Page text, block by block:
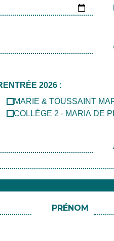
2026 :
MARIE & TOUSSAINT
COLLÈGE 2 - MARIA DE
PRÉNOM